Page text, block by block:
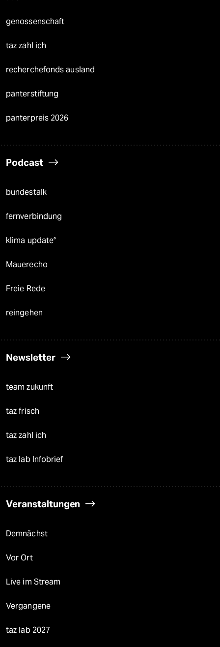
genossenschaft
taz zahl ich
recherchefonds ausland
panterstiftung
panterpreis 2026
Podcast
bundestalk
fernverbindung
klima update°
Mauerecho
Freie Rede
reingehen
Newsletter
team zukunft
taz frisch
taz zahl ich
taz lab Infobrief
Veranstaltungen
Demnächst
Vor Ort
Live im Stream
Vergangene
taz lab 2027